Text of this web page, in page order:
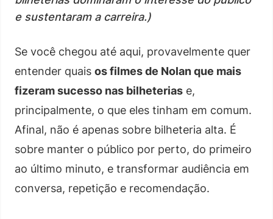
e sustentaram a carreira.)
Se você chegou até aqui, provavelmente quer
entender quais os filmes de Nolan que mais
fizeram sucesso nas bilheterias e,
principalmente, o que eles tinham em comum.
Afinal, não é apenas sobre bilheteria alta. É
sobre manter o público por perto, do primeiro
ao último minuto, e transformar audiência em
conversa, repetição e recomendação.